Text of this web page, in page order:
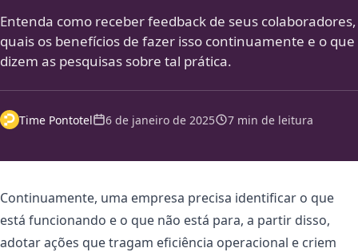
Entenda como receber feedback de seus colaboradores,
quais os benefícios de fazer isso continuamente e o que
dizem as pesquisas sobre tal prática.
Time Pontotel 6 de janeiro de 2025 7 min de leitura
Continuamente, uma empresa precisa identificar o que
está funcionando e o que não está para, a partir disso,
adotar ações que tragam eficiência operacional e criem